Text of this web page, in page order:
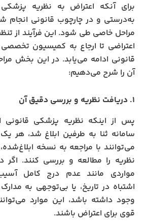
برای آنکه اعتراض به نظریه پزشکی
به‌درستی و در چارچوب قانونی انجام
مراحل خاصی طی شود. این فرآیند از
اعتراضی تا ارجاع به کمیسیون
قانونی ادامه می‌یابد. در این بخش
آن را شرح می‌دهیم:
۱. دریافت نظریه و بررسی دقیق آن
پس از اینکه نظریه پزشکی قانونی
سامانه ثنا به طرفین ابلاغ شد، هر
می‌توانند با مراجعه به نسخه
نظریه را مطالعه و بررسی کنند. اگر
مواردی مانند عدم درج کامل
اشتباه در تاریخ، یا بی‌توجهی به
وجود داشته باشد، این موارد
قوی برای اعتراض باشند.